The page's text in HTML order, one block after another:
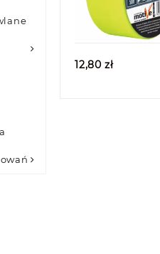
Quick
12,80zł